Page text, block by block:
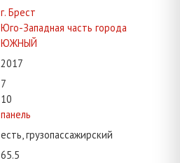
г. Брест
Юго-Западная часть города
ЮЖНЫЙ
2017
7
10
панель
есть, грузопассажирский
65.5